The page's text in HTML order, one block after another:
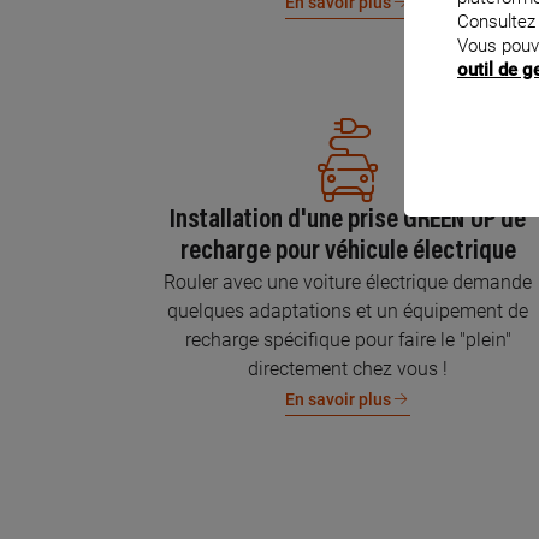
Installation d'une prise GREEN'UP de
recharge pour véhicule électrique
Rouler avec une voiture électrique demande
quelques adaptations et un équipement de
recharge spécifique pour faire le "plein"
directement chez vous !
En savoir plus
Vous
outil de